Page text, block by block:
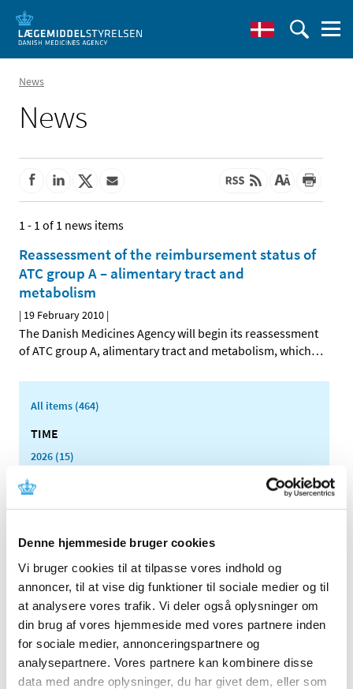
Denne hjemmeside bruger cookies
Vi bruger cookies til at tilpasse vores indhold og
annoncer, til at vise dig funktioner til sociale medier og til
at analysere vores trafik. Vi deler også oplysninger om
din brug af vores hjemmeside med vores partnere inden
for sociale medier, annonceringspartnere og
analysepartnere. Vores partnere kan kombinere disse
data med andre oplysninger, du har givet dem, eller som
News
News
1 - 1 of 1 news items
Reassessment of the reimbursement status of
ATC group A – alimentary tract and
metabolism
| 19 February 2010 |
The Danish Medicines Agency will begin its reassessment
of ATC group A, alimentary tract and metabolism, which…
All items (464)
TIME
2026 (15)
2022 (20)
2021 (44)
2020 (62)
2019 (20)
2018 (37)
2017 (48)
2016 (43)